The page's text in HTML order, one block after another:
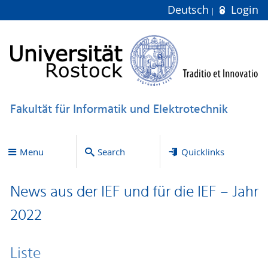
Deutsch Login
Fakultät für Informatik und Elektrotechnik
Menu Search Quicklinks
News aus der IEF und für die IEF – Jahr
2022
Liste